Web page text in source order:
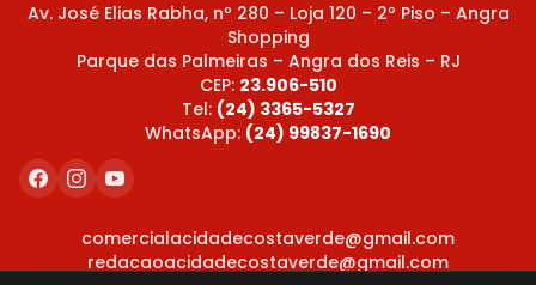
Av. José Elias Rabha, nº 280 – Loja 120 – 2º Piso – Angra
Shopping
Parque das Palmeiras – Angra dos Reis – RJ
CEP: 23.906-510
Tel: (24) 3365-5327
WhatsApp: (24) 99837-1690
comercialacidadecostaverde@gmail.com
redacaoacidadecostaverde@gmail.com